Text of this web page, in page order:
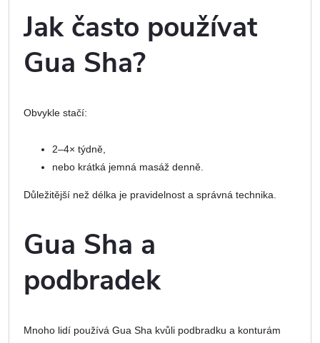
Jak často používat
Gua Sha?
Obvykle stačí:
2–4× týdně,
nebo krátká jemná masáž denně.
Důležitější než délka je pravidelnost a správná technika.
Gua Sha a
podbradek
Mnoho lidí používá Gua Sha kvůli podbradku a konturám